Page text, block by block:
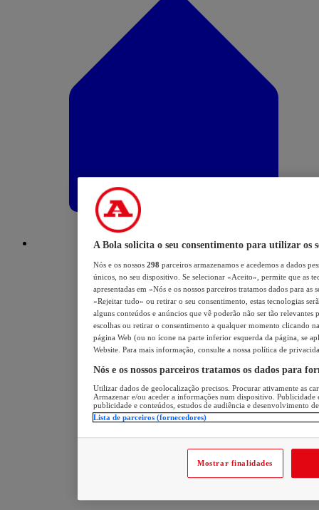
A Bola solicita o seu consentimento para utilizar os
Nós e os nossos 298 parceiros armazenamos e acedemos a dados
únicos, no seu dispositivo. Se selecionar «Aceito», permite que as
apresentadas em «Nós e os nossos parceiros tratamos dados para
«Rejeitar tudo» ou retirar o seu consentimento, estas tecnologias
alguns conteúdos e anúncios que vê poderão não ser tão relevantes
escolhas ou retirar o consentimento a qualquer momento clicando
página Web (ou no ícone na parte inferior esquerda da página, se
Website. Para mais informação, consulte a nossa política de
Nós e os nossos parceiros tratamos os dados para
Utilizar dados de geolocalização precisos. Procurar ativamente as
Armazenar e/ou aceder a informações num dispositivo. Publicidade
publicidade e conteúdos, estudos de audiência e desenvolvimento
Lista de parceiros (fornecedores)
Mostrar finalidades